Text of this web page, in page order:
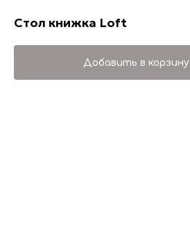
Стол книжка Loft
Добавить в корзину